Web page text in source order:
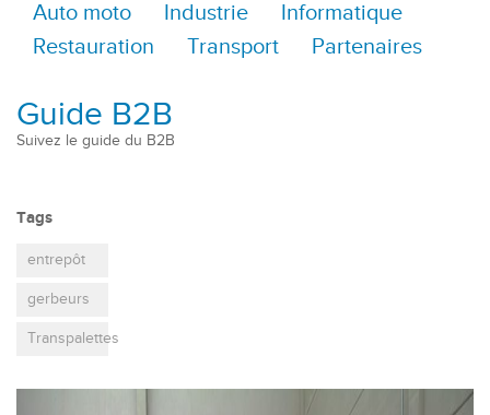
Auto moto
Industrie
Informatique
Restauration
Transport Partenaires
Guide B2B
Suivez le guide du B2B
Tags
entrepôt
gerbeurs
Transpalettes